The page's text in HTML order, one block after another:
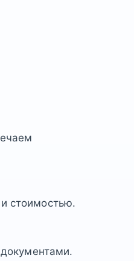
стоимостью.